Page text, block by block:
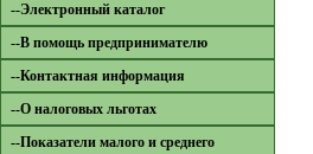
--Электронный каталог
--В помощь предпринимателю
--Контактная информация
--О налоговых льготах
--Показатели малого и среднего